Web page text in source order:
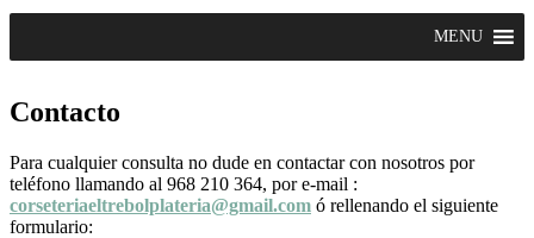
MENU
Contacto
Para cualquier consulta no dude en contactar con nosotros por
teléfono llamando al 968 210 364, por e-mail :
corseteriaeltrebolplateria@gmail.com ó rellenando el siguiente
formulario: